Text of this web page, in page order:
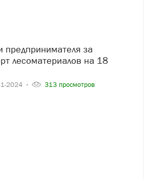
лесоматериалов на 18
2024 313 просмотров